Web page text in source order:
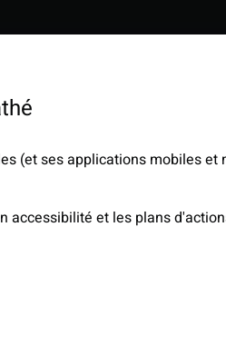
(et ses applications mobiles
accessibilité et les plans